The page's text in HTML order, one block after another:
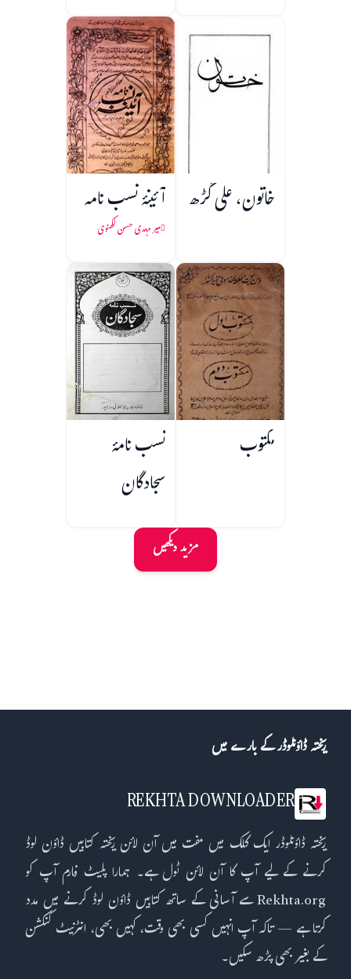
خاتون، علی گڑھ آئینۂ نسب نامہ
میر مہدی حسن لکھنوی
مکتوب نسب نامۂ
سجادگان
مزید دیکھیں
ریختہ ڈاؤنلوڈر کے بارے میں
REKHTA DOWNLOADER
ریختہ ڈاؤنلوڈر ایک کلک میں مفت میں آن لائن ریختہ کتابیں ڈاؤن لوڈ
کرنے کے لیے آپ کا آن لائن ٹول ہے۔ ہمارا پلیٹ فارم آپ کو
Rekhta.org سے آسانی کے ساتھ کتابیں ڈاؤن لوڈ کرنے میں مدد
کرتا ہے — تاکہ آپ انہیں کسی بھی وقت، کہیں بھی، انٹرنیٹ کنکشن
کے بغیر بھی پڑھ سکیں۔